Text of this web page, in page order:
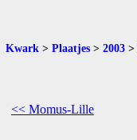
Kwark > Plaatjes > 2003 >
<< Momus-Lille